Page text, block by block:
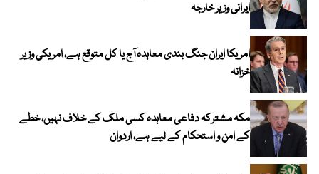
ایرانی وزیر خارجہ
امریکا ایران جنگ بندی معاہدہ آج یا کل متوقع ہے، امریکی وزیر
خزانہ
مکہ مشترکہ دفاعی معاہدہ کسی ملک کے خلاف نہیں، خطے
کے امن و استحکام کے لیے ہے، اردوان